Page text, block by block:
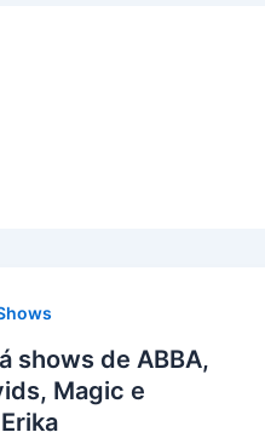
shows de ABBA,
Magic e